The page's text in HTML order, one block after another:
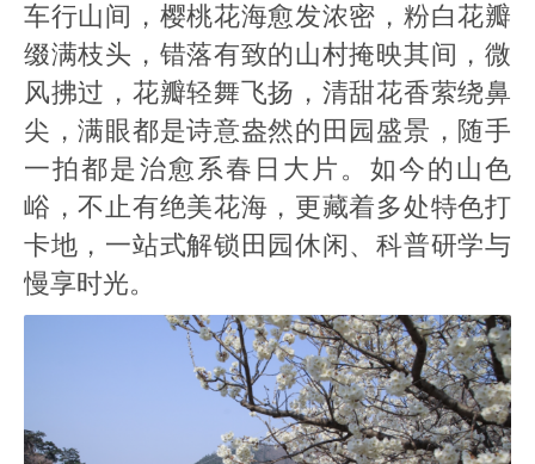
车行山间，樱桃花海愈发浓密，粉白花瓣
缀满枝头，错落有致的山村掩映其间，微
风拂过，花瓣轻舞飞扬，清甜花香萦绕鼻
尖，满眼都是诗意盎然的田园盛景，随手
一拍都是治愈系春日大片。如今的山色
峪，不止有绝美花海，更藏着多处特色打
卡地，一站式解锁田园休闲、科普研学与
慢享时光。